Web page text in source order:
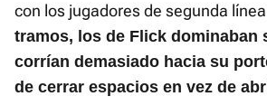
con los jugadores de segunda
tramos, los de Flick dominaban
corrían demasiado hacia su
de cerrar espacios en vez de